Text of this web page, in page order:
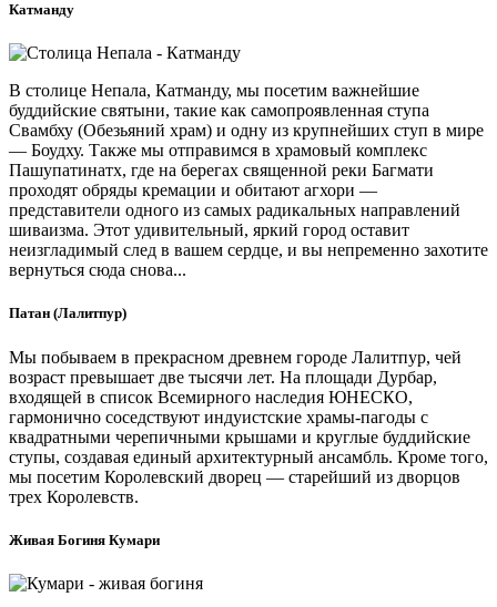
Катманду
В столице Непала, Катманду, мы посетим важнейшие
буддийские святыни, такие как самопроявленная ступа
Свамбху (Обезьяний храм) и одну из крупнейших ступ в мире
— Боудху. Также мы отправимся в храмовый комплекс
Пашупатинатх, где на берегах священной реки Багмати
проходят обряды кремации и обитают агхори —
представители одного из самых радикальных направлений
шиваизма. Этот удивительный, яркий город оставит
неизгладимый след в вашем сердце, и вы непременно захотите
вернуться сюда снова...
Патан (Лалитпур)
Мы побываем в прекрасном древнем городе Лалитпур, чей
возраст превышает две тысячи лет. На площади Дурбар,
входящей в список Всемирного наследия ЮНЕСКО,
гармонично соседствуют индуистские храмы-пагоды с
квадратными черепичными крышами и круглые буддийские
ступы, создавая единый архитектурный ансамбль. Кроме того,
мы посетим Королевский дворец — старейший из дворцов
трех Королевств.
Живая Богиня Кумари